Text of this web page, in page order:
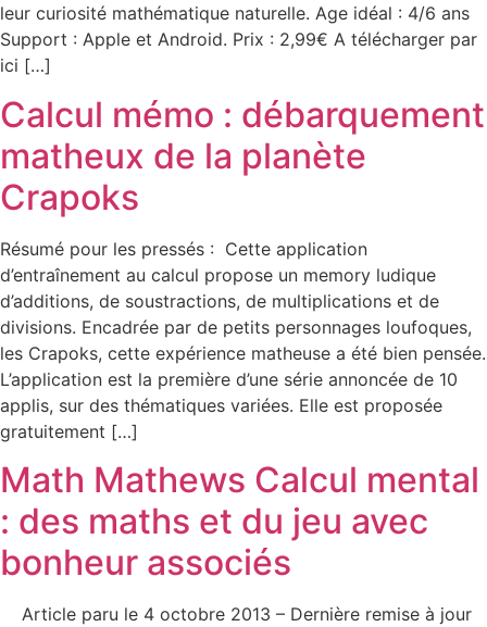
leur curiosité mathématique naturelle. Age idéal : 4/6 ans
Support : Apple et Android. Prix : 2,99€ A télécharger par
ici […]
Calcul mémo : débarquement
matheux de la planète
Crapoks
Résumé pour les pressés : Cette application
d’entraînement au calcul propose un memory ludique
d’additions, de soustractions, de multiplications et de
divisions. Encadrée par de petits personnages loufoques,
les Crapoks, cette expérience matheuse a été bien pensée.
L’application est la première d’une série annoncée de 10
applis, sur des thématiques variées. Elle est proposée
gratuitement […]
Math Mathews Calcul mental
: des maths et du jeu avec
bonheur associés
Article paru le 4 octobre 2013 – Dernière remise à jour